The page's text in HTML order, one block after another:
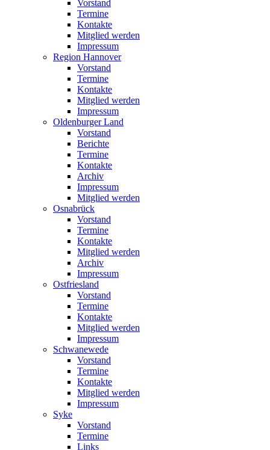
Vorstand
Termine
Kontakte
Mitglied werden
Impressum
Region Hannover
Vorstand
Termine
Kontakte
Mitglied werden
Impressum
Oldenburger Land
Vorstand
Berichte
Termine
Kontakte
Archiv
Impressum
Mitglied werden
Osnabrück
Vorstand
Termine
Kontakte
Mitglied werden
Archiv
Impressum
Ostfriesland
Vorstand
Termine
Kontakte
Mitglied werden
Impressum
Schwanewede
Vorstand
Termine
Kontakte
Mitglied werden
Impressum
Syke
Vorstand
Termine
Links